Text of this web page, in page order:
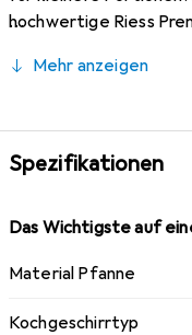
hochwertige Riess
Wärmeleitung des
macht. Die einfache
auch für Menschen mit
Mehr anzeigen
Spezifikationen
Das Wichtigste auf
Material Pfanne
Kochgeschirrtyp